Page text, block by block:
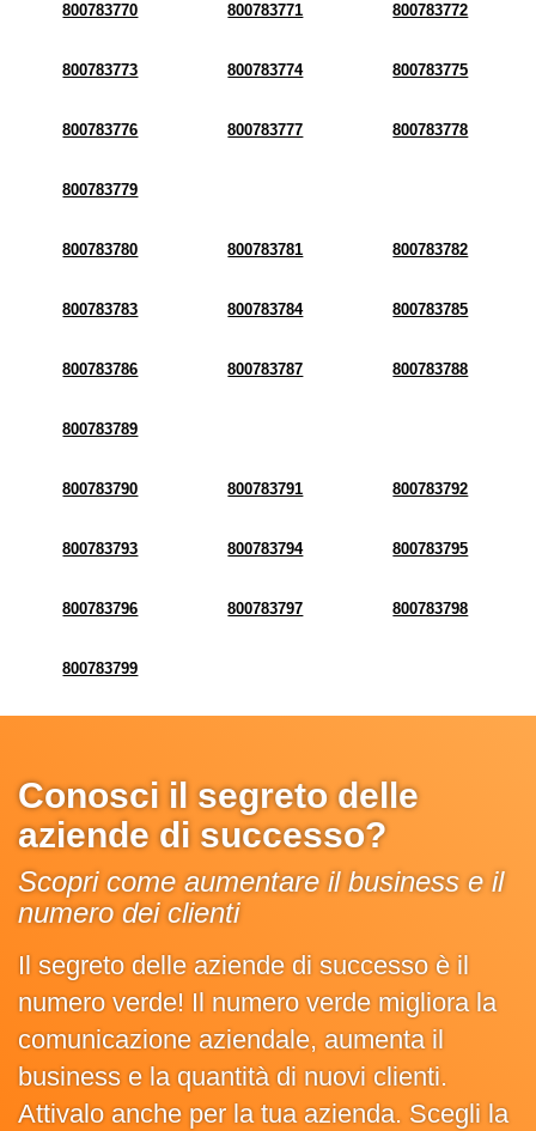
800783770 800783771 800783772
800783773 800783774 800783775
800783776 800783777 800783778
800783779
800783780 800783781 800783782
800783783 800783784 800783785
800783786 800783787 800783788
800783789
800783790 800783791 800783792
800783793 800783794 800783795
800783796 800783797 800783798
800783799
Conosci il segreto delle
aziende di successo?
Scopri come aumentare il business e il
numero dei clienti
Il segreto delle aziende di successo è il
numero verde! Il numero verde migliora la
comunicazione aziendale, aumenta il
business e la quantità di nuovi clienti.
Attivalo anche per la tua azienda. Scegli la